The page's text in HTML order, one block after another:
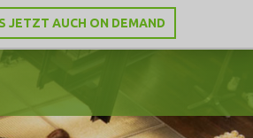
JETZT AUCH ON DEMAND